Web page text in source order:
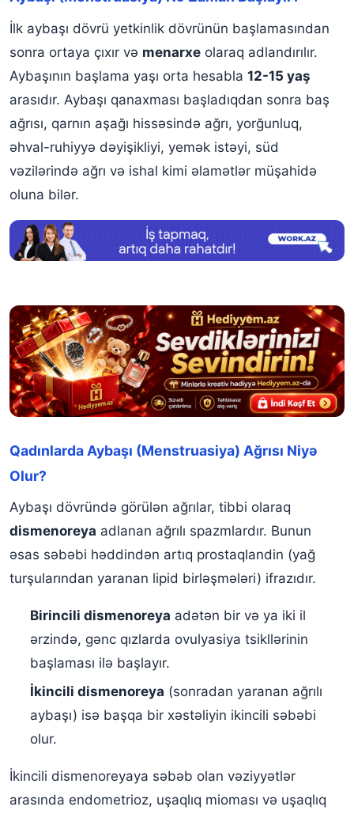
İlk aybaşı dövrü yetkinlik dövrünün başlamasından
sonra ortaya çıxır və menarxe olaraq adlandırılır.
Aybaşının başlama yaşı orta hesabla 12-15 yaş
arasıdır. Aybaşı qanaxması başladıqdan sonra baş
ağrısı, qarnın aşağı hissəsində ağrı, yorğunluq,
əhval-ruhiyyə dəyişikliyi, yemək istəyi, süd
vəzilərində ağrı və ishal kimi əlamətlər müşahidə
oluna bilər.
Qadınlarda Aybaşı (Menstruasiya) Ağrısı Niyə
Olur?
Aybaşı dövründə görülən ağrılar, tibbi olaraq
dismenoreya adlanan ağrılı spazmlardır. Bunun
əsas səbəbi həddindən artıq prostaqlandin (yağ
turşularından yaranan lipid birləşmələri) ifrazıdır.
Birincili dismenoreya adətən bir və ya iki il
ərzində, gənc qızlarda ovulyasiya tsikllərinin
başlaması ilə başlayır.
İkincili dismenoreya (sonradan yaranan ağrılı
aybaşı) isə başqa bir xəstəliyin ikincili səbəbi
olur.
İkincili dismenoreyaya səbəb olan vəziyyətlər
arasında endometrioz, uşaqlıq mioması və uşaqlıq